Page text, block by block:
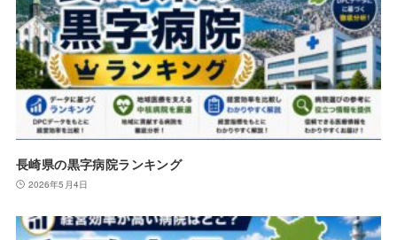
長崎県の黒字病院ランキング
2026年5月4日